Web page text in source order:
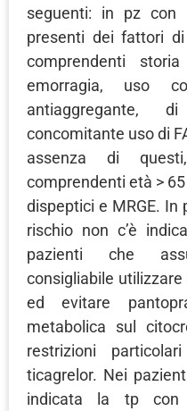
seguenti: in pz con
presenti dei fattori
comprendenti
emorragia, uso
antiaggregante,
concomitante uso di
assenza di
comprendenti età >
dispeptici e MRGE. In
rischio non c’è
pazienti che
consigliabile
ed evitare
metabolica sul
restrizioni
ticagrelor. Nei
indicata la tp con